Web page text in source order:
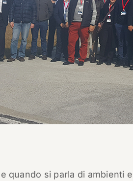
e quando si parla di